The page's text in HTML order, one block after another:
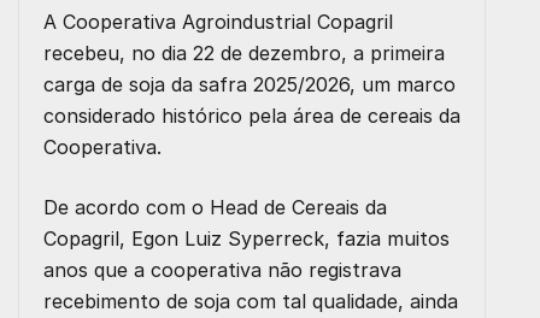
A Cooperativa Agroindustrial Copagril
recebeu, no dia 22 de dezembro, a primeira
carga de soja da safra 2025/2026, um marco
considerado histórico pela área de cereais da
Cooperativa.
De acordo com o Head de Cereais da
Copagril, Egon Luiz Syperreck, fazia muitos
anos que a cooperativa não registrava
recebimento de soja com tal qualidade, ainda